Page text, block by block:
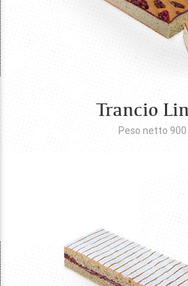
Trancio
Peso netto 900